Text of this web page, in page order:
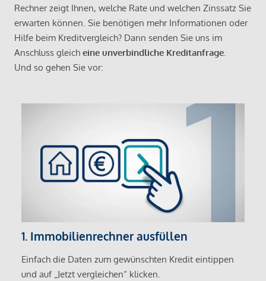
Rechner zeigt Ihnen, welche Rate und welchen Zinssatz Sie
erwarten können. Sie benötigen mehr Informationen oder
Hilfe beim Kreditvergleich? Dann senden Sie uns im
Anschluss gleich eine unverbindliche Kreditanfrage.
Und so gehen Sie vor:
1. Immobilienrechner ausfüllen
Einfach die Daten zum gewünschten Kredit eintippen
und auf „Jetzt vergleichen“ klicken.